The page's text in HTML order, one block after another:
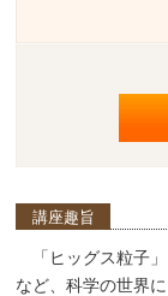
講座趣旨
「ヒッグス粒子」
など、科学の世界